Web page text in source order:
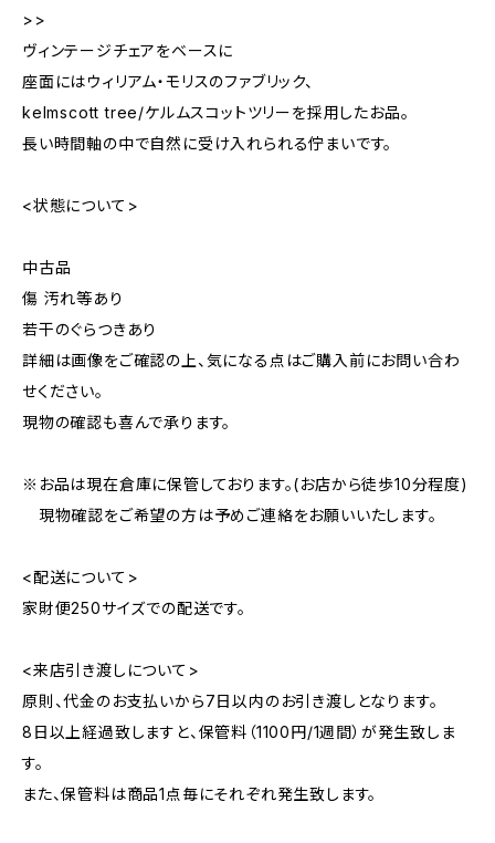
>>
ヴィンテージチェアをベースに
座面にはウィリアム・モリスのファブリック、
kelmscott tree/ケルムスコットツリーを採用したお品。
長い時間軸の中で自然に受け入れられる佇まいです。
<状態について>
中古品
傷 汚れ等あり
若干のぐらつきあり
詳細は画像をご確認の上、気になる点はご購入前にお問い合わ
せください。
現物の確認も喜んで承ります。
※お品は現在倉庫に保管しております。(お店から徒歩10分程度)
現物確認をご希望の方は予めご連絡をお願いいたします。
<配送について>
家財便250サイズでの配送です。
<来店引き渡しについて>
原則、代金のお支払いから7日以内のお引き渡しとなります。
8日以上経過致しますと、保管料（1100円/1週間）が発生致しま
す。
また、保管料は商品1点毎にそれぞれ発生致します。